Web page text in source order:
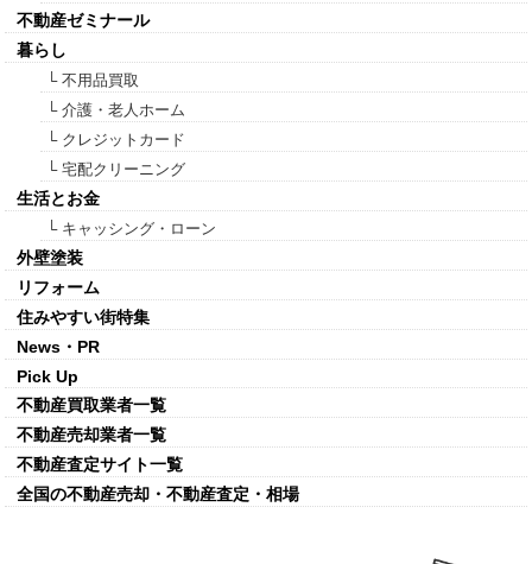
不動産ゼミナール
暮らし
└ 不用品買取
└ 介護・老人ホーム
└ クレジットカード
└ 宅配クリーニング
生活とお金
└ キャッシング・ローン
外壁塗装
リフォーム
住みやすい街特集
News・PR
Pick Up
不動産買取業者一覧
不動産売却業者一覧
不動産査定サイト一覧
全国の不動産売却・不動産査定・相場